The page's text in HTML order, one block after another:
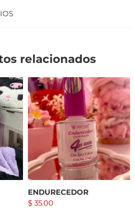
relacionados
ENDURECEDOR
$ 35.00